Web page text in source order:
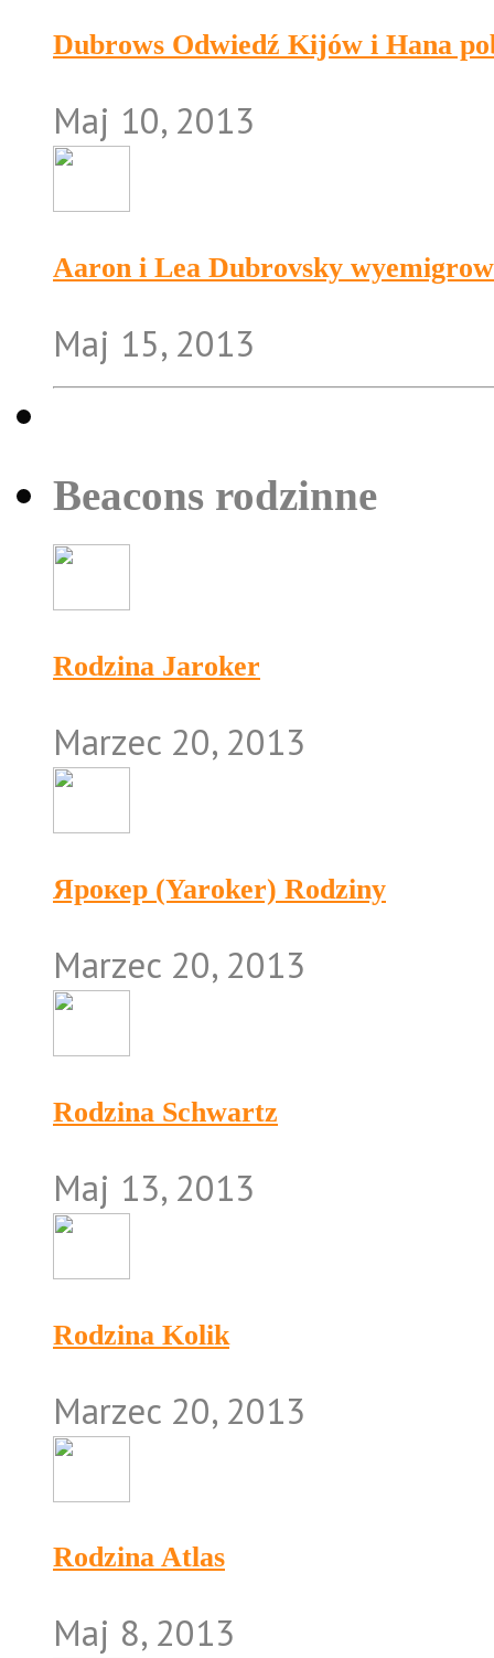
Dubrows Odwiedź Kijów i Hana
Maj 10, 2013
Aaron i Lea Dubrovsky
Maj 15, 2013
Beacons rodzinne
Rodzina Jaroker
Marzec 20, 2013
Ярокер (Yaroker) Rodziny
Marzec 20, 2013
Rodzina Schwartz
Maj 13, 2013
Rodzina Kolik
Marzec 20, 2013
Rodzina Atlas
Maj 8, 2013